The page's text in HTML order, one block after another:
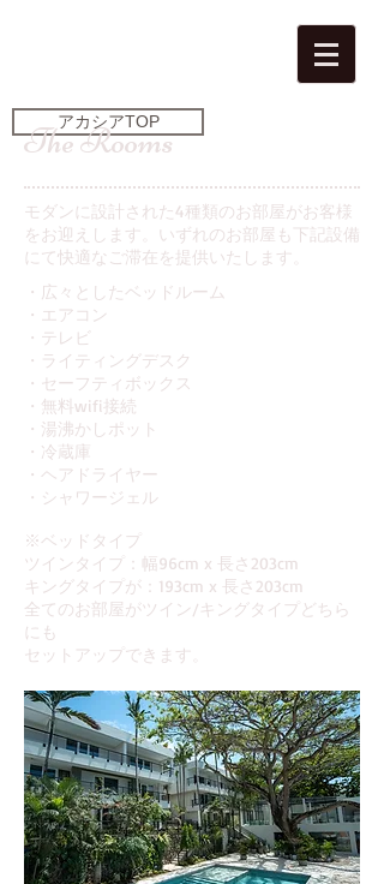
アカシアTOP
The Rooms
​モダンに設計された4種類のお部屋がお客様
をお迎えします。いずれのお部屋も下記設備
にて快適なご滞在を提供いたします。
​・広々としたベッドルーム
・エアコン
・テレビ
・ライティングデスク
・セーフティボックス
・無料wifi接続
・湯沸かしポット
・冷蔵庫
・ヘアドライヤー
・シャワージェル
※ベッドタイプ
ツインタイプ：幅96cm x 長さ203cm
キングタイプが：193cm x 長さ203cm
​全てのお部屋がツイン/キングタイプどちら
にも
セットアップできます。